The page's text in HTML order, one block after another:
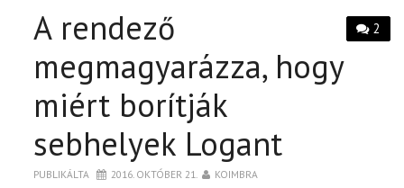
2
A rendező
megmagyarázza, hogy
miért borítják
sebhelyek Logant
PUBLIKÁLTA 2016. OKTÓBER 21. KOIMBRA